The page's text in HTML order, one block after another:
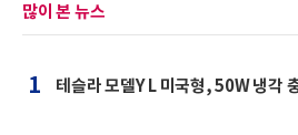
많이 본 뉴스
1 테슬라 모델Y L 미국형, 50W 냉각